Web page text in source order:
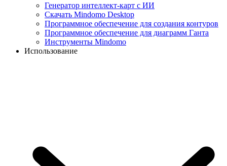
Генератор интеллект-карт с ИИ
Скачать Mindomo Desktop
Программное обеспечение для создания контуров
Программное обеспечение для диаграмм Ганта
Инструменты Mindomo
Использование